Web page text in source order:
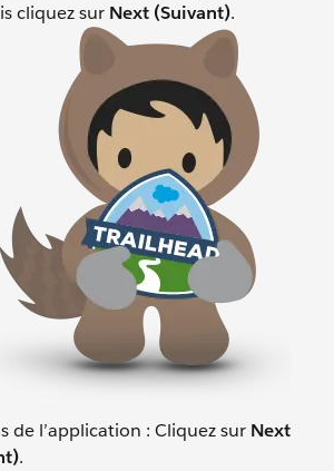
cliquez sur Next (Suivant).
de l’application : Cliquez sur Next
.